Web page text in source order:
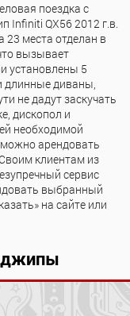
поездка с
Infiniti QX56 2012 г.в.
23 места отделан в
вызывает
установлены 5
длинные диваны,
не дадут заскучать
дископол и
необходимой
арендовать
клиентам из
сервис
выбранный
на сайте или